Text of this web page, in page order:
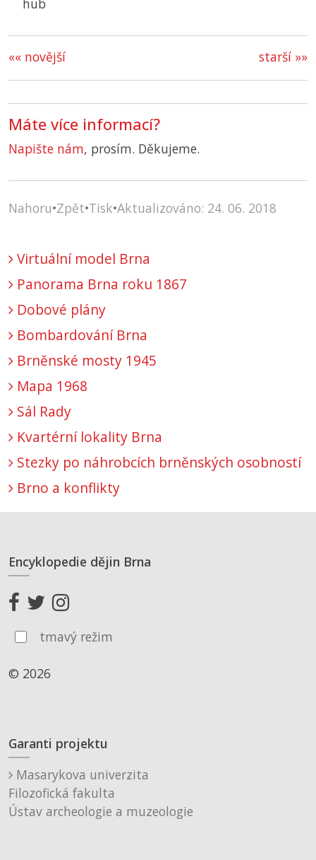
hub
starší »»
«« novější
Máte více informací?
Napište nám, prosím. Děkujeme.
Nahoru•Zpět•Tisk•Aktualizováno: 24. 06. 2018
Virtuální model Brna
Panorama Brna roku 1867
Dobové plány
Bombardování Brna
Brněnské mosty 1945
Mapa 1968
Sál Rady
Kvartérní lokality Brna
Stezky po náhrobcích brněnských osobností
Brno a konflikty
Encyklopedie dějin Brna
tmavý režim
© 2026
Garanti projektu
Masarykova univerzita
Filozofická fakulta
Ústav archeologie a muzeologie